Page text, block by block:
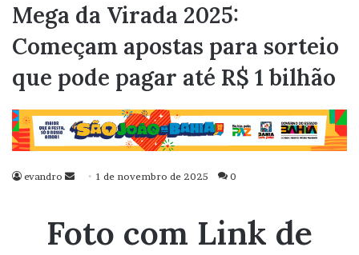
Mega da Virada 2025:
Começam apostas para sorteio
que pode pagar até R$ 1 bilhão
evandro
Mande
mail
1 de novembro de 2025 0
Foto com Link de